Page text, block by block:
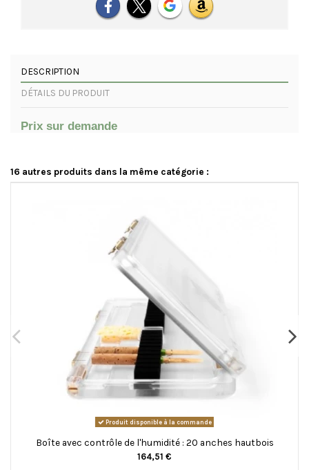
DESCRIPTION
DÉTAILS DU PRODUIT
Prix sur demande
16 autres produits dans la même catégorie :
Produit disponible à la commande
Boîte avec contrôle de l'humidité : 20 anches hautbois
164,51 €